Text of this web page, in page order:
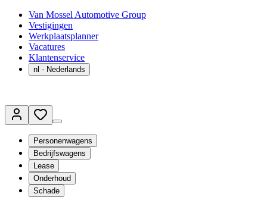
Van Mossel Automotive Group
Vestigingen
Werkplaatsplanner
Vacatures
Klantenservice
nl - Nederlands
Personenwagens
Bedrijfswagens
Lease
Onderhoud
Schade